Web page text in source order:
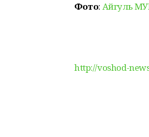
Фото: Айгуль
http://voshod-